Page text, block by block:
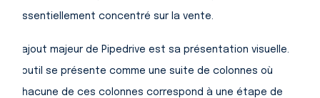
essentiellement concentré sur la vente.
L’ajout majeur de Pipedrive est sa présentation visuelle.
L’outil se présente comme une suite de colonnes où
chacune de ces colonnes correspond à une étape de